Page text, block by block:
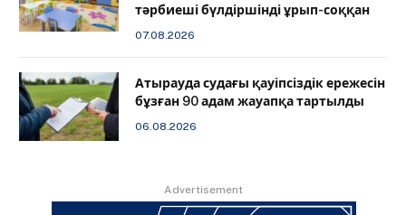
тәрбиеші бүлдіршінді ұрып-соққан
07.08.2026
Атырауда судағы қауіпсіздік ережесін
бұзған 90 адам жауапқа тартылды
06.08.2026
Advertisement